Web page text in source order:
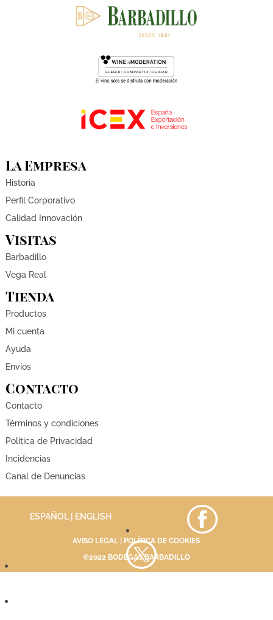
La Empresa
Historia
Perfil Corporativo
Calidad Innovación
Visitas
Barbadillo
Vega Real
Tienda
Productos
Mi cuenta
Ayuda
Envíos
Contacto
Contacto
Términos y condiciones
Política de Privacidad
Incidencias
Canal de Denuncias
ESPAÑOL | ENGLISH
AVISO LEGAL
POLÍTICA DE COOKIES
©2022 BODEGAS BARBADILLO